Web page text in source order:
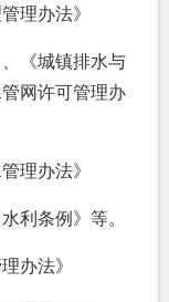
理办法》
《城镇排水与
网许可管理办
理办法》
利条例》等。
办法》